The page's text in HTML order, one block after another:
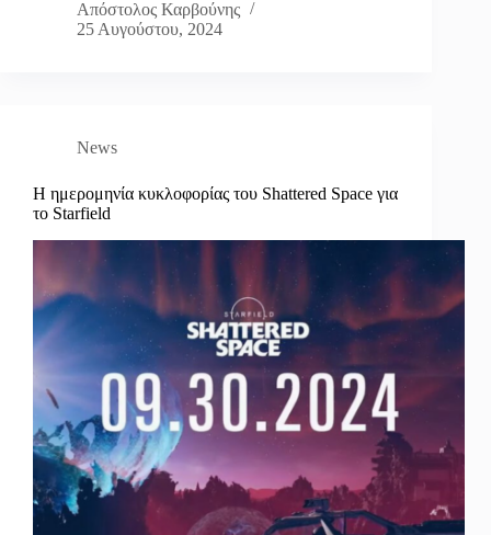
Απόστολος Καρβούνης
25 Αυγούστου, 2024
News
Η ημερομηνία κυκλοφορίας του Shattered Space για
το Starfield